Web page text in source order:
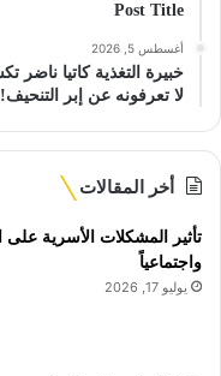
Post Title
أغسطس 5, 2026
خبيرة التغذية كاتيا
لا تعرفونه عن إبر التنحيف!
أخر المقالات
تأثير المشكلات الأسرية على
واجتماعياً
يوليو 17, 2026